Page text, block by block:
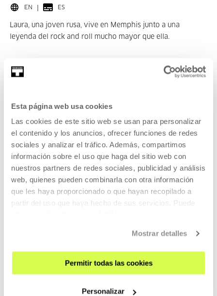
Esta página web usa cookies
Las cookies de este sitio web se usan para personalizar
el contenido y los anuncios, ofrecer funciones de redes
sociales y analizar el tráfico. Además, compartimos
información sobre el uso que haga del sitio web con
nuestros partners de redes sociales, publicidad y análisis
web, quienes pueden combinarla con otra información
que les haya proporcionado o que hayan recopilado a
partir del uso que haya hecho de sus servicios. Puede
Mostrar detalles
Permitir todas las cookies
Personalizar
EN ES
Laura, una joven rusa, vive en Memphis junto a una
leyenda del rock and roll mucho mayor que ella.
25 AGO 2026 - 28 AGO 2026 | 10:30-13:30
Cortocircuitos. Vídeo, ruido y electrónica
creativa